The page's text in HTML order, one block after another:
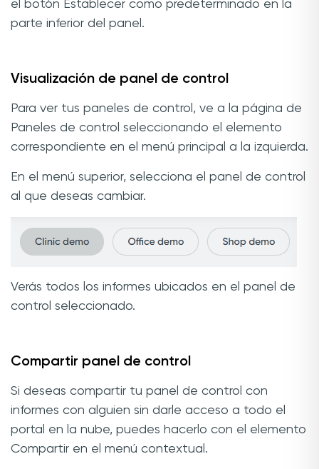
el botón Establecer como predeterminado en la
parte inferior del panel.
Visualización de panel de control
Para ver tus paneles de control, ve a la página de
Paneles de control seleccionando el elemento
correspondiente en el menú principal a la izquierda.
En el menú superior, selecciona el panel de control
al que deseas cambiar.
Verás todos los informes ubicados en el panel de
control seleccionado.
Compartir panel de control
Si deseas compartir tu panel de control con
informes con alguien sin darle acceso a todo el
portal en la nube, puedes hacerlo con el elemento
Compartir en el menú contextual.